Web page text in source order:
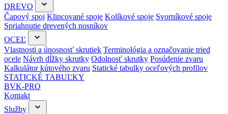
DREVO
Čapový spoj Klincované spoje Kolíkové spoje Svorníkové spoje
Spriahnutie drevených nosníkov
OCEĽ
Vlastnosti a únosnosť skrutiek Terminológia a označovanie tried
ocele Návrh dĺžky skrutky Odolnosť skrutky Posúdenie zvaru
Kalkulátor kútového zvaru Statické tabulky oceľových profilov
STATICKÉ TABUĽKY
BVK-PRO
Kontakt
Služby